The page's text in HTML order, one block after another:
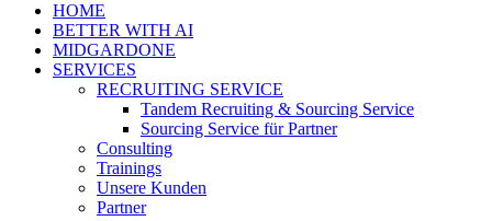
HOME
BETTER WITH AI
MIDGARDONE
SERVICES
RECRUITING SERVICE
Tandem Recruiting & Sourcing Service
Sourcing Service für Partner
Consulting
Trainings
Unsere Kunden
Partner